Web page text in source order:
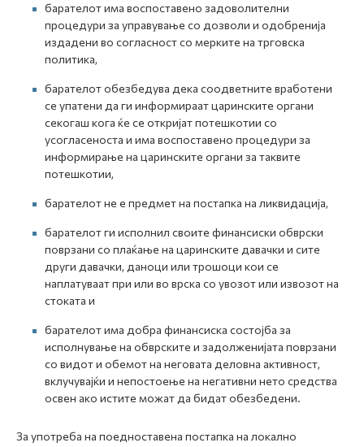
барателот има воспоставено задоволителни
процедури за управување со дозволи и одобренија
издадени во согласност со мерките на трговска
политика,
барателот обезбедува дека соодветните вработени
се упатени да ги информираат царинските органи
секогаш кога ќе се откријат потешкотии со
усогласеноста и има воспоставено процедури за
информирање на царинските органи за таквите
потешкотии,
барателот не е предмет на постапка на ликвидација,
барателот ги исполнил своите финансиски обврски
поврзани со плаќање на царинските давачки и сите
други давачки, даноци или трошоци кои се
наплатуваат при или во врска со увозот или извозот на
стоката и
барателот има добра финансиска состојба за
исполнување на обврските и задолженијата поврзани
со видот и обемот на неговата деловна активност,
вклучувајќи и непостоење на негативни нето средства
освен ако истите можат да бидат обезбедени.
За употреба на поедноставена постапка на локално